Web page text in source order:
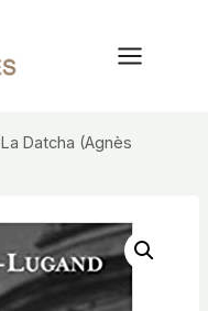
La Datcha (Agnès